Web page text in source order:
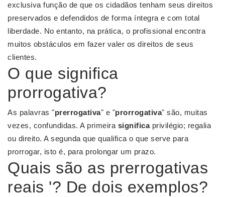
exclusiva função de que os cidadãos tenham seus direitos
preservados e defendidos de forma íntegra e com total
liberdade. No entanto, na prática, o profissional encontra
muitos obstáculos em fazer valer os direitos de seus
clientes.
O que significa
prorrogativa?
As palavras "prerrogativa" e "prorrogativa" são, muitas
vezes, confundidas. A primeira significaprivilégio; regalia
ou direito. A segunda que qualifica o que serve para
prorrogar, isto é, para prolongar um prazo.
Quais são as prerrogativas
reais '? De dois exemplos?